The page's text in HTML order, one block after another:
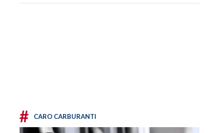
# CARO CARBURANTI